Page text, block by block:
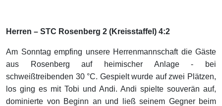
Herren – STC Rosenberg 2 (Kreisstaffel) 4:2
Am Sonntag empfing unsere Herrenmannschaft die Gäste
aus Rosenberg auf heimischer Anlage - bei
schweißtreibenden 30 °C. Gespielt wurde auf zwei Plätzen,
los ging es mit Tobi und Andi. Andi spielte souverän auf,
dominierte von Beginn an und ließ seinem Gegner beim